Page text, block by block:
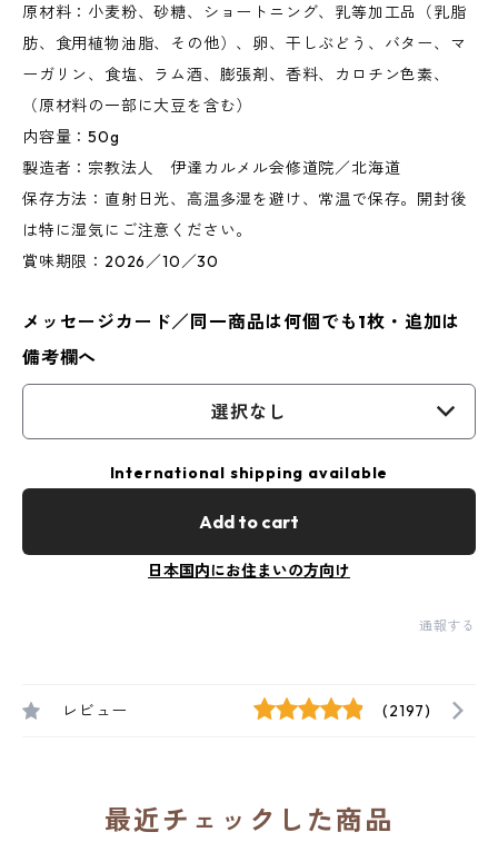
原材料：小麦粉、砂糖、ショートニング、乳等加工品（乳脂
肪、食用植物油脂、その他）、卵、干しぶどう、バター、マ
ーガリン、食塩、ラム酒、膨張剤、香料、カロチン色素、
（原材料の一部に大豆を含む）
内容量：50g
製造者：宗教法人 伊達カルメル会修道院／北海道
保存方法：直射日光、高温多湿を避け、常温で保存。開封後
は特に湿気にご注意ください。
賞味期限：2026／10／30
メッセージカード／同一商品は何個でも1枚・追加は
備考欄へ
選択なし
International shipping available
Add to cart
日本国内にお住まいの方向け
通報する
レビュー (2197)
最近チェックした商品